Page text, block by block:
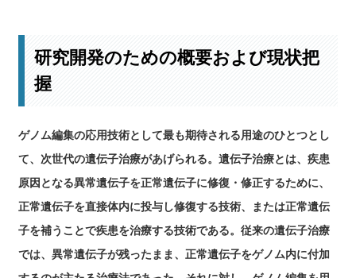
研究開発のための概要および現状把
握
ゲノム編集の応用技術として最も期待される用途のひとつとし
て、次世代の遺伝子治療があげられる。遺伝子治療とは、疾患
原因となる異常遺伝子を正常遺伝子に修復・修正するために、
正常遺伝子を直接体内に投与し修復する技術、または正常遺伝
子を補うことで疾患を治療する技術である。従来の遺伝子治療
では、異常遺伝子が残ったまま、正常遺伝子をゲノム内に付加